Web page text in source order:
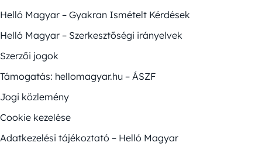
Helló Magyar – Gyakran Ismételt Kérdések
Helló Magyar – Szerkesztőségi irányelvek
Szerzői jogok
Támogatás: hellomagyar.hu – ÁSZF
Jogi közlemény
Cookie kezelése
Adatkezelési tájékoztató – Helló Magyar